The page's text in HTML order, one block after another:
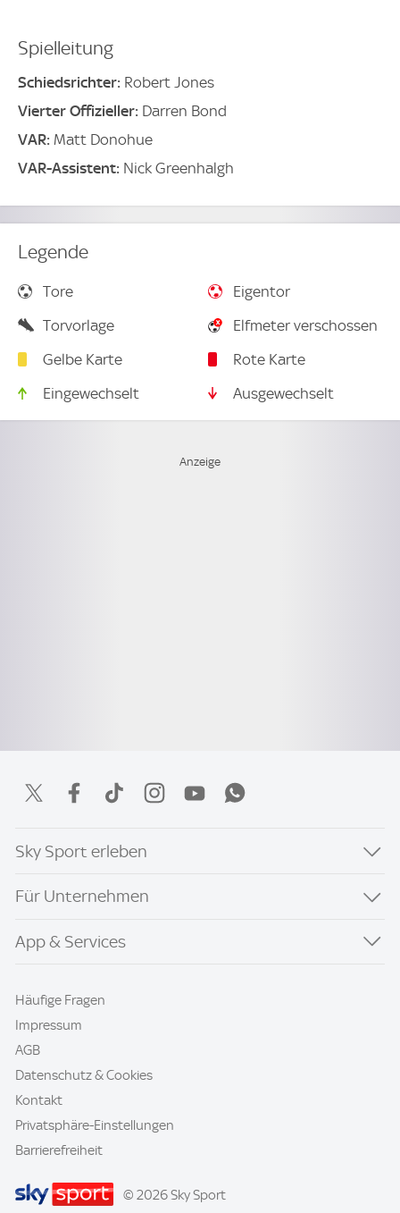
Spielleitung
Schiedsrichter: Robert Jones
Vierter Offizieller: Darren Bond
VAR: Matt Donohue
VAR-Assistent: Nick Greenhalgh
Legende
Tore
Eigentor
Torvorlage
Elfmeter verschossen
Gelbe Karte
Rote Karte
Eingewechselt
Ausgewechselt
Sky Sport erleben
Für Unternehmen
App & Services
Häufige Fragen
Impressum
AGB
Datenschutz & Cookies
Kontakt
Privatsphäre-Einstellungen
Barrierefreiheit
© 2026 Sky Sport